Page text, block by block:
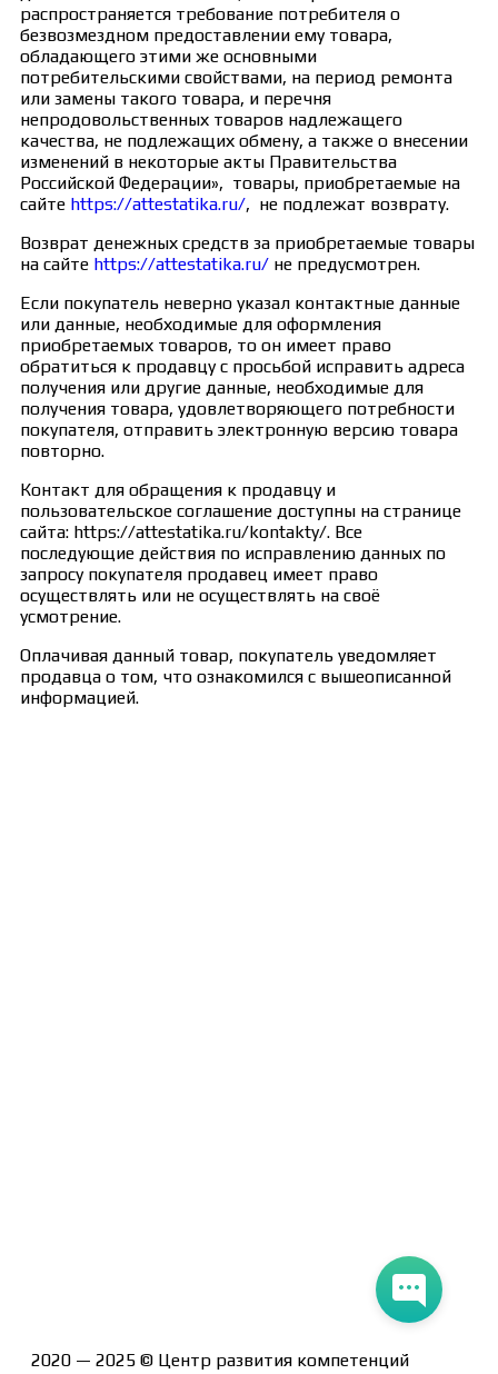
распространяется требование потребителя о
безвозмездном предоставлении ему товара,
обладающего этими же основными
потребительскими свойствами, на период ремонта
или замены такого товара, и перечня
непродовольственных товаров надлежащего
качества, не подлежащих обмену, а также о внесении
изменений в некоторые акты Правительства
Российской Федерации», товары, приобретаемые на
сайте https://attestatika.ru/, не подлежат возврату.
Возврат денежных средств за приобретаемые товары
на сайте https://attestatika.ru/ не предусмотрен.
Если покупатель неверно указал контактные данные
или данные, необходимые для оформления
приобретаемых товаров, то он имеет право
обратиться к продавцу с просьбой исправить адреса
получения или другие данные, необходимые для
получения товара, удовлетворяющего потребности
покупателя, отправить электронную версию товара
повторно.
Контакт для обращения к продавцу и
пользовательское соглашение доступны на странице
сайта: https://attestatika.ru/kontakty/. Все
последующие действия по исправлению данных по
запросу покупателя продавец имеет право
осуществлять или не осуществлять на своё
усмотрение.
Оплачивая данный товар, покупатель уведомляет
продавца о том, что ознакомился с вышеописанной
информацией.
Лицензия на образовательную деятельность Л035-
2020 — 2025 © Центр развития компетенций